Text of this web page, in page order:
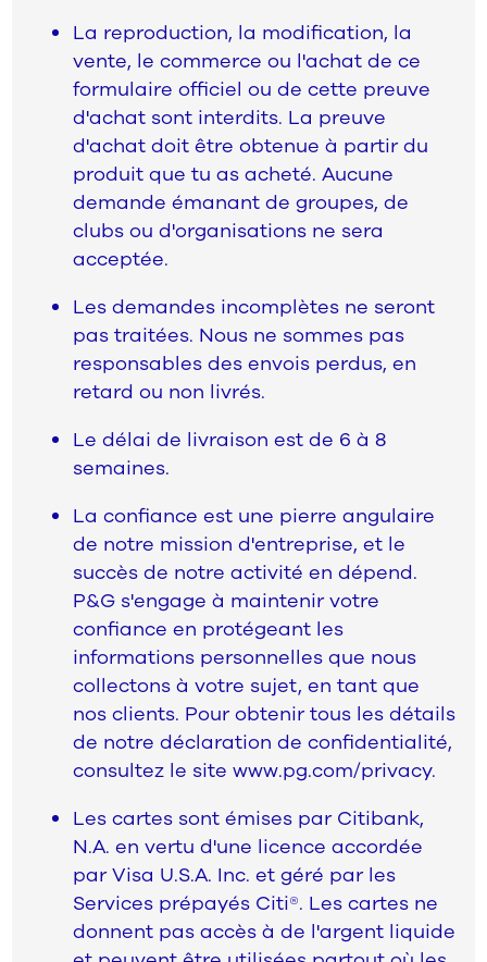
La reproduction, la modification, la
vente, le commerce ou l'achat de ce
formulaire officiel ou de cette preuve
d'achat sont interdits. La preuve
d'achat doit être obtenue à partir du
produit que tu as acheté. Aucune
demande émanant de groupes, de
clubs ou d'organisations ne sera
acceptée.
Les demandes incomplètes ne seront
pas traitées. Nous ne sommes pas
responsables des envois perdus, en
retard ou non livrés.
Le délai de livraison est de 6 à 8
semaines.
La confiance est une pierre angulaire
de notre mission d'entreprise, et le
succès de notre activité en dépend.
P&G s'engage à maintenir votre
confiance en protégeant les
informations personnelles que nous
collectons à votre sujet, en tant que
nos clients. Pour obtenir tous les détails
de notre déclaration de confidentialité,
consultez le site www.pg.com/privacy.
Les cartes sont émises par Citibank,
N.A. en vertu d'une licence accordée
par Visa U.S.A. Inc. et géré par les
Services prépayés Citi®. Les cartes ne
donnent pas accès à de l'argent liquide